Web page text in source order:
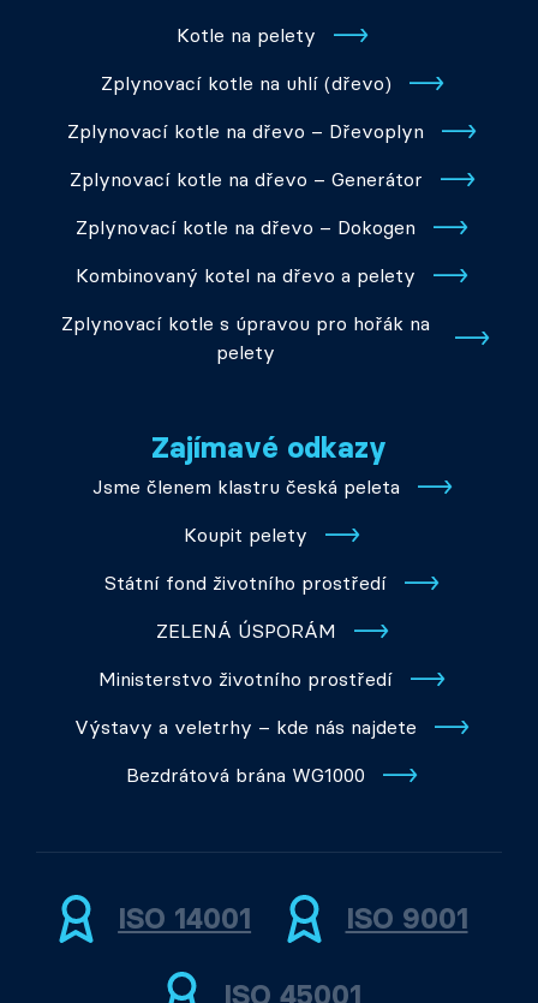
Kotle na pelety
Zplynovací kotle na uhlí (dřevo)
Zplynovací kotle na dřevo – Dřevoplyn
Zplynovací kotle na dřevo – Generátor
Zplynovací kotle na dřevo – Dokogen
Kombinovaný kotel na dřevo a pelety
Zplynovací kotle s úpravou pro hořák na
pelety
Zajímavé odkazy
Jsme členem klastru česká peleta
Koupit pelety
Státní fond životního prostředí
ZELENÁ ÚSPORÁM
Ministerstvo životního prostředí
Výstavy a veletrhy – kde nás najdete
Bezdrátová brána WG1000
ISO 14001 ISO 9001
ISO 45001